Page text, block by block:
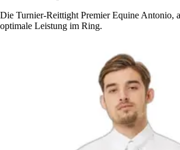
Die Turnier-Reittight Premier Equine Antonio,
optimale Leistung im Ring.